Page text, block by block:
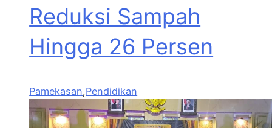
Reduksi Sampah
Hingga 26 Persen
Pamekasan,Pendidikan